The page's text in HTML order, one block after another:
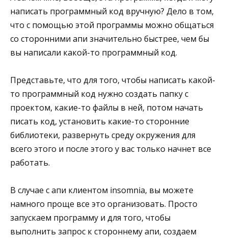
написать программный код вручную? Дело в том,
что с помощью этой программы можно общаться
со сторонними апи значительно быстрее, чем бы
вы написали какой-то программный код.
Представьте, что для того, чтобы написать какой-
то программный код нужно создать папку с
проектом, какие-то файлы в ней, потом начать
писать код, установить какие-то сторонние
библиотеки, развернуть среду окружения для
всего этого и после этого у вас только начнет все
работать.
В случае с апи клиентом insomnia, вы можете
намного проще все это организовать. Просто
запускаем программу и для того, чтобы
выполнить запрос к стороннему апи, создаем